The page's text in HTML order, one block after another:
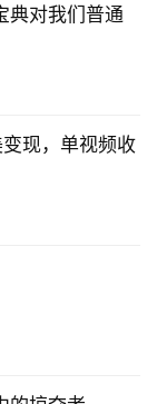
典对我们普通
现，单视频收